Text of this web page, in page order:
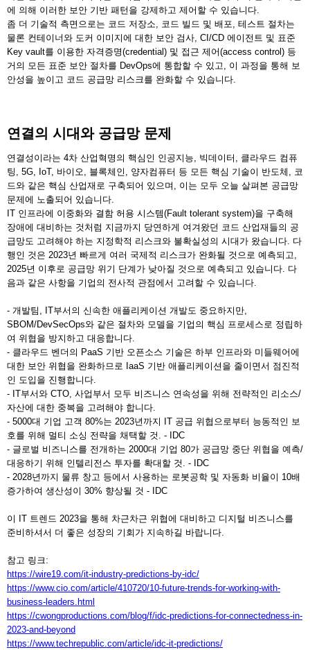
에 의해 이러한 보안 기반 패턴을 강제하고 제어할 수 있습니다.
좀 더 기술적 측면으로는 코드 저장소, 코드 빌드 및 배포, 테스트 절차는
물론 컨테이너와 도커 이미지에 대한 보안 검사, CI/CD 에이전트 및 표준
Key vault를 이용한 자격증명(credential) 및 접근 제어(access control) 등
거의 모든 표준 보안 절차를 DevOps에 통합할 수 있고, 이 과정을 통해 보
안성을 높이고 코드 공급망 리스크를 완화할 수 있습니다.
연결의 시대와 공급망 문제
연결성이라는 4차 산업혁명의 핵심인 인공지능, 빅데이터, 클라우드 컴퓨
팅, 5G, IoT, 바이오, 블록체인, 양자컴퓨터 등 모든 핵심 기술이 반도체, 코
드와 같은 핵심 산업재로 구축되어 있으며, 이는 모두 오늘 살펴본 공급망
문제에 노출되어 있습니다.
IT 인프라에 이중화와 결함 허용 시스템(Fault tolerant system)을 구축해
장애에 대비하는 것처럼 지금까지 당연하게 여겨왔던 코드 산업재들의 공
급망도 고려해야 하는 지정학적 리스크와 불확실성의 시대가 왔습니다. 다
행인 것은 2023년 빠르게 여러 국제적 리스크가 완화될 것으로 예측되고,
2025년 이후로 공급망 위기 단계가 낮아질 것으로 예측되고 있습니다. 다
음과 같은 사항을 기업의 전사적 관점에서 고려할 수 있습니다.
- 개발팀, IT부서의 신속한 애플리케이션 개발도 중요하지만,
SBOM/DevSecOps와 같은 절차와 모델을 기업의 핵심 프로세스로 정립하
여 위협을 방지하고 대응합니다.
- 클라우드 벤더의 PaaS 기반 오픈소스 기술은 하부 인프라와 미들웨어에
대한 보안 위협을 완화하므로 IaaS 기반 애플리케이션을 줄이면서 점진적
인 도입을 진행합니다.
- IT부서와 CTO, 사업부서 모두 비즈니스 연속성을 위해 전략적인 리소스/
자산에 대한 중복을 고려해야 합니다.
- 5000대 기업 고객 80%는 2023년까지 IT 공급 위협으로부터 능동적인 보
호를 위해 멀티 소싱 전략을 채택할 것. - IDC
- 글로벌 비즈니스를 전개하는 2000대 기업 80가 공급망 중단 위협을 예측/
대응하기 위해 인텔리전스 투자를 확대할 것. - IDC
- 2028년까지 물류 창고 등에서 사용하는 로봇공학 및 자동화 비율이 10배
증가하여 생산성이 30% 향상될 것 - IDC
이 IT 트렌드 2023을 통해 차근차근 위협에 대비하고 디지털 비즈니스를
준비하셔서 더 좋은 성장의 기회가 지속하길 바랍니다.
참고 링크:
https://wire19.com/it-industry-predictions-by-idc/
https://www.cio.com/article/410720/10-future-trends-for-working-with-
business-leaders.html
https://cwongproductions.com/blog/f/idc-predictions-for-connectedness-in-
2023-and-beyond
https://www.techrepublic.com/article/idc-it-predictions/